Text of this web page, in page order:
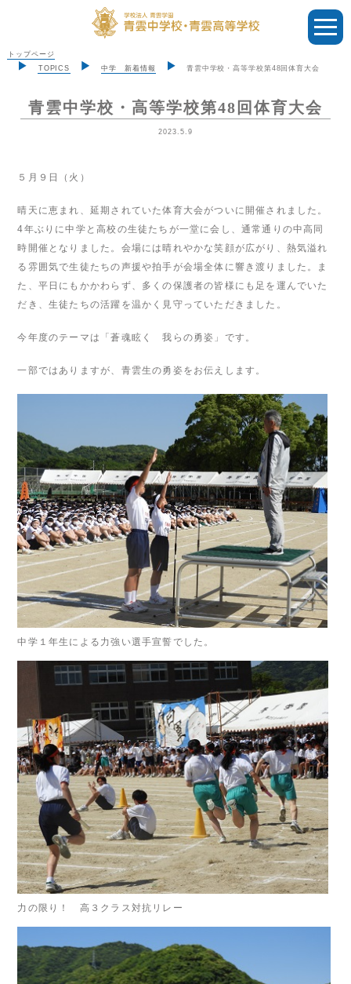
トップページ
TOPICS
中学 新着情報 青雲中学校・高等学校第48回体育大会
青雲中学校・高等学校第48回体育大会
2023.5.9
５月９日（火）
晴天に恵まれ、延期されていた体育大会がついに開催されました。
4年ぶりに中学と高校の生徒たちが一堂に会し、通常通りの中高同
時開催となりました。会場には晴れやかな笑顔が広がり、熱気溢れ
る雰囲気で生徒たちの声援や拍手が会場全体に響き渡りました。ま
た、平日にもかかわらず、多くの保護者の皆様にも足を運んでいた
だき、生徒たちの活躍を温かく見守っていただきました。
今年度のテーマは「蒼魂眩く 我らの勇姿」です。
一部ではありますが、青雲生の勇姿をお伝えします。
中学１年生による力強い選手宣誓でした。
力の限り！ 高３クラス対抗リレー